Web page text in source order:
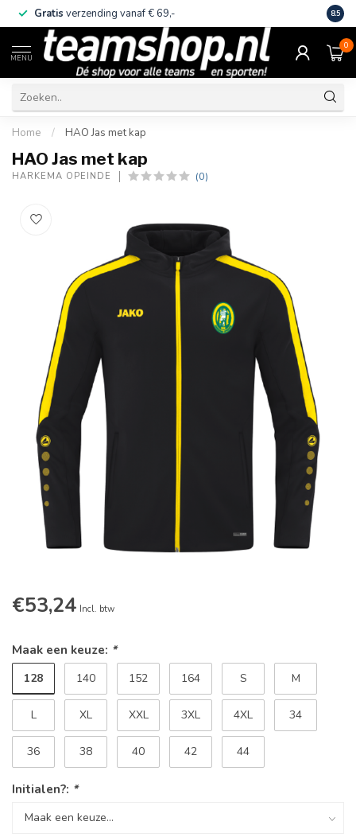
Gratis verzending vanaf € 69,- Eigen
8.5
MENU
0
Home / HAO Jas met kap
HAO Jas met kap
HARKEMA OPEINDE (0)
€53,24 Incl. btw
Maak een keuze: *
128 140 152 164 S M
L XL XXL 3XL 4XL 34
36 38 40 42 44
Initialen?: *